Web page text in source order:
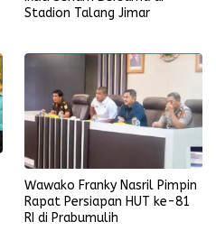
Stadion Talang Jimar
Wawako Franky Nasril Pimpin
Rapat Persiapan HUT ke-81
RI di Prabumulih